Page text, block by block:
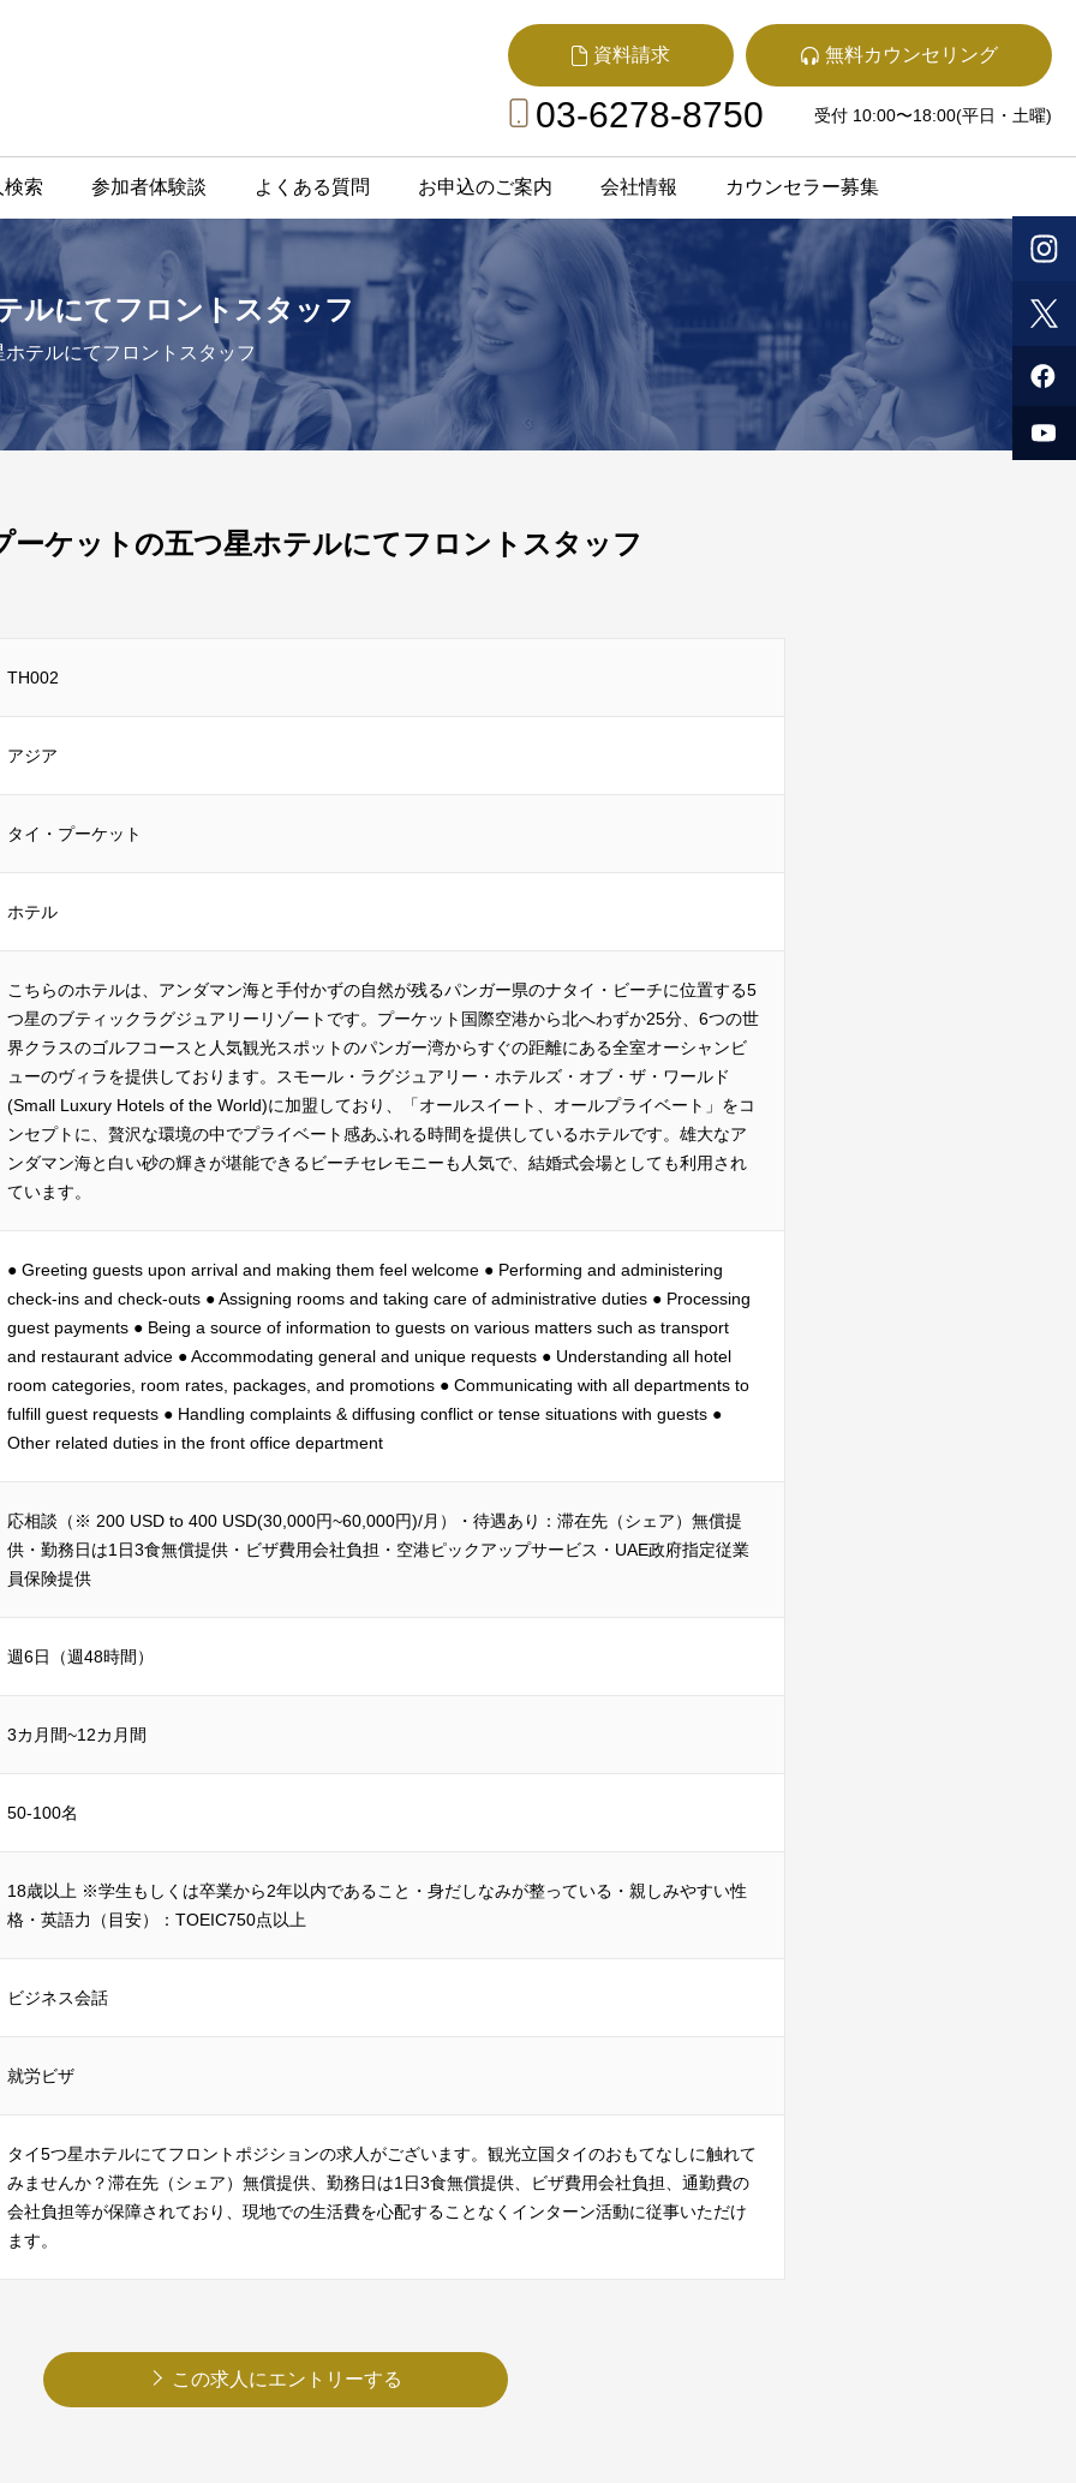
資料請求 無料カウンセリング
03-6278-8750 受付 10:00〜18:00(平日・土曜)
検索 参加者体験談 よくある質問 お申込のご案内 会社情報 カウンセラー募集
ルにてフロントスタッフ
テルにてフロントスタッフ
ーケットの五つ星ホテルにてフロントスタッフ
TH002
アジア
タイ・プーケット
ホテル
こちらのホテルは、アンダマン海と手付かずの自然が残るパンガー県のナタイ・ビーチに位置する5
つ星のブティックラグジュアリーリゾートです。プーケット国際空港から北へわずか25分、6つの世
界クラスのゴルフコースと人気観光スポットのパンガー湾からすぐの距離にある全室オーシャンビ
ューのヴィラを提供しております。スモール・ラグジュアリー・ホテルズ・オブ・ザ・ワールド
(Small Luxury Hotels of the World)に加盟しており、「オールスイート、オールプライベート」をコ
ンセプトに、贅沢な環境の中でプライベート感あふれる時間を提供しているホテルです。雄大なア
ンダマン海と白い砂の輝きが堪能できるビーチセレモニーも人気で、結婚式会場としても利用され
ています。
● Greeting guests upon arrival and making them feel welcome ● Performing and administering
check-ins and check-outs ● Assigning rooms and taking care of administrative duties ● Processing
guest payments ● Being a source of information to guests on various matters such as transport
and restaurant advice ● Accommodating general and unique requests ● Understanding all hotel
room categories, room rates, packages, and promotions ● Communicating with all departments to
fulfill guest requests ● Handling complaints & diffusing conflict or tense situations with guests ●
Other related duties in the front office department
応相談（※ 200 USD to 400 USD(30,000円~60,000円)/月）・待遇あり：滞在先（シェア）無償提
供・勤務日は1日3食無償提供・ビザ費用会社負担・空港ピックアップサービス・UAE政府指定従業
員保険提供
週6日（週48時間）
3カ月間~12カ月間
50-100名
18歳以上 ※学生もしくは卒業から2年以内であること・身だしなみが整っている・親しみやすい性
格・英語力（目安）：TOEIC750点以上
ビジネス会話
就労ビザ
タイ5つ星ホテルにてフロントポジションの求人がございます。観光立国タイのおもてなしに触れて
みませんか？滞在先（シェア）無償提供、勤務日は1日3食無償提供、ビザ費用会社負担、通勤費の
会社負担等が保障されており、現地での生活費を心配することなくインターン活動に従事いただけ
ます。
この求人にエントリーする